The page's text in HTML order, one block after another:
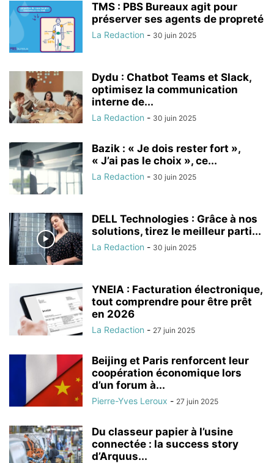
TMS : PBS Bureaux agit pour
préserver ses agents de propreté
La Redaction - 30 juin 2025
Dydu : Chatbot Teams et Slack,
optimisez la communication
interne de...
La Redaction - 30 juin 2025
Bazik : « Je dois rester fort »,
« J’ai pas le choix », ce...
La Redaction - 30 juin 2025
DELL Technologies : Grâce à nos
solutions, tirez le meilleur parti...
La Redaction - 30 juin 2025
YNEIA : Facturation électronique,
tout comprendre pour être prêt
en 2026
La Redaction - 27 juin 2025
Beijing et Paris renforcent leur
coopération économique lors
d’un forum à...
Pierre-Yves Leroux - 27 juin 2025
Du classeur papier à l’usine
connectée : la success story
d’Arquus...